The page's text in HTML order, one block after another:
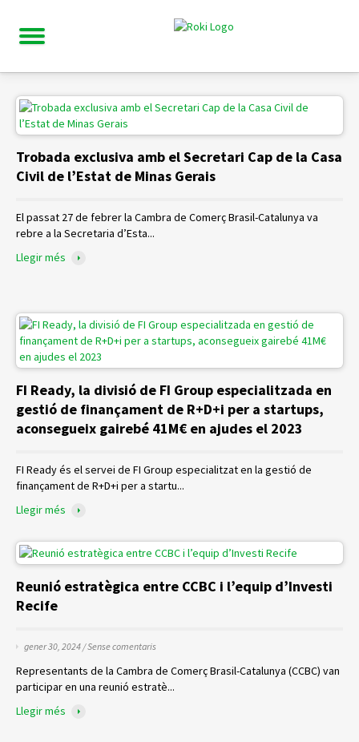
Trobada exclusiva amb el Secretari Cap de la Casa
Civil de l’Estat de Minas Gerais
El passat 27 de febrer la Cambra de Comerç Brasil-Catalunya va
rebre a la Secretaria d’Esta...
Llegir més
FI Ready, la divisió de FI Group especialitzada en
gestió de finançament de R+D+i per a startups,
aconsegueix gairebé 41M€ en ajudes el 2023
FI Ready és el servei de FI Group especialitzat en la gestió de
finançament de R+D+i per a startu...
Llegir més
Reunió estratègica entre CCBC i l’equip d’Investi
Recife
gener 30, 2024 /Sense comentaris
Representants de la Cambra de Comerç Brasil-Catalunya (CCBC) van
participar en una reunió estratè...
Llegir més